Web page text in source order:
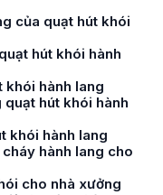
của quạt hút khói
hút khói hành
khói hành lang
hút khói hành
khói hành lang
hành lang cho
cho nhà xưởng